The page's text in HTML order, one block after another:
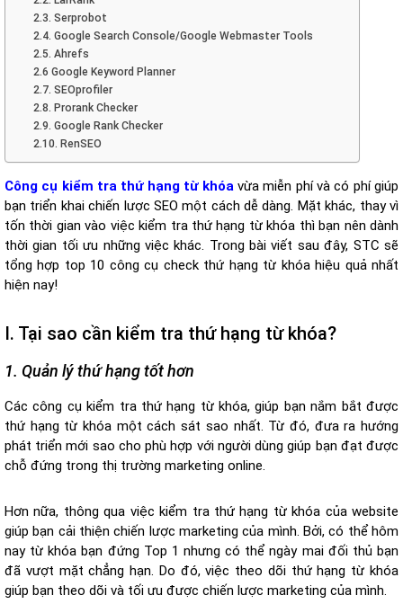
2.3. Serprobot
2.4. Google Search Console/Google Webmaster Tools
2.5. Ahrefs
2.6 Google Keyword Planner
2.7. SEOprofiler
2.8. Prorank Checker
2.9. Google Rank Checker
2.10. RenSEO
Công cụ kiểm tra thứ hạng từ khóavừa miễn phí và có phí giúp
bạn triển khai chiến lược SEO một cách dễ dàng. Mặt khác, thay vì
tốn thời gian vào việc kiểm tra thứ hạng từ khóa thì bạn nên dành
thời gian tối ưu những việc khác. Trong bài viết sau đây, STC sẽ
tổng hợp top 10 công cụ check thứ hạng từ khóa hiệu quả nhất
hiện nay!
I. Tại sao cần kiểm tra thứ hạng từ khóa?
1. Quản lý thứ hạng tốt hơn
Các công cụ kiểm tra thứ hạng từ khóa, giúp bạn nắm bắt được
thứ hạng từ khóa một cách sát sao nhất. Từ đó, đưa ra hướng
phát triển mới sao cho phù hợp với người dùng giúp bạn đạt được
chỗ đứng trong thị trường marketing online.
Hơn nữa, thông qua việc kiểm tra thứ hạng từ khóa của website
giúp bạn cải thiện chiến lược marketing của mình. Bởi, có thể hôm
nay từ khóa bạn đứng Top 1 nhưng có thể ngày mai đối thủ bạn
đã vượt mặt chẳng hạn. Do đó, việc theo dõi thứ hạng từ khóa
giúp bạn theo dõi và tối ưu được chiến lược marketing của mình.